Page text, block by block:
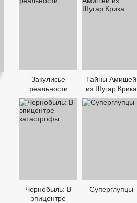
Закулисье
реальности
Тайны Амишей
из Шугар Крика
Чернобыль: В
эпицентре
Суперглупцы